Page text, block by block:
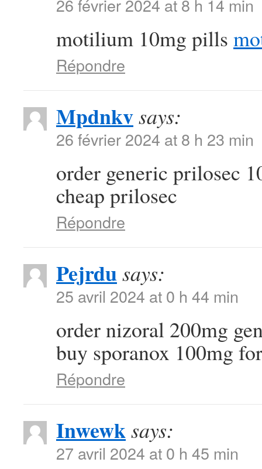
26 février 2024 at 8 h 14 min
motilium 10mg pills
Répondre
Mpdnkvsays:
26 février 2024 at 8 h 23 min
order generic prilosec
cheap prilosec
Répondre
Pejrdusays:
25 avril 2024 at 0 h 44 min
order nizoral 200mg
buy sporanox 100mg
Répondre
Inwewksays:
27 avril 2024 at 0 h 45 min